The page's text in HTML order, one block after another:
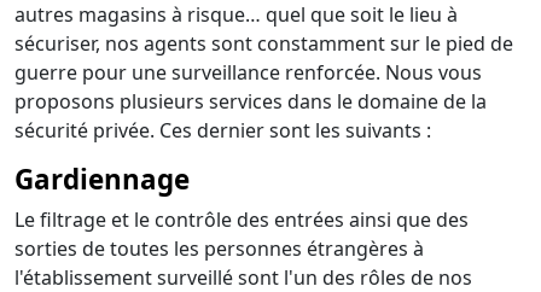
autres magasins à risque… quel que soit le lieu à
sécuriser, nos agents sont constamment sur le pied de
guerre pour une surveillance renforcée. Nous vous
proposons plusieurs services dans le domaine de la
sécurité privée. Ces dernier sont les suivants :
Gardiennage
Le filtrage et le contrôle des entrées ainsi que des
sorties de toutes les personnes étrangères à
l'établissement surveillé sont l'un des rôles de nos